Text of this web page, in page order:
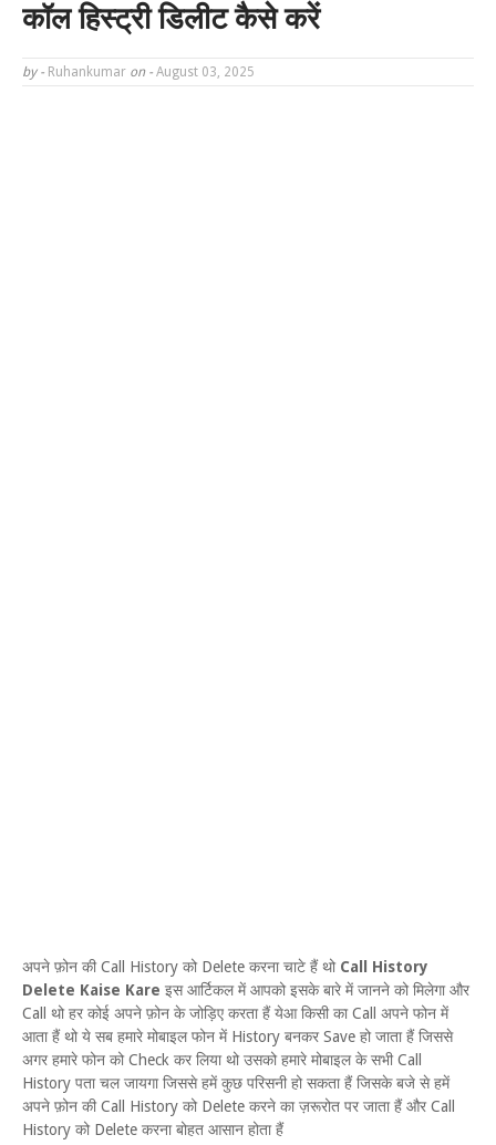
कॉल हिस्ट्री डिलीट कैसे करें
by - Ruhankumar on - August 03, 2025
अपने फ़ोन की Call History को Delete करना चाटे हैं थो Call History
Delete Kaise Kare इस आर्टिकल में आपको इसके बारे में जानने को मिलेगा और
Call थो हर कोई अपने फ़ोन के जोड़िए करता हैं येआ किसी का Call अपने फोन में
आता हैं थो ये सब हमारे मोबाइल फोन में History बनकर Save हो जाता हैं जिससे
अगर हमारे फोन को Check कर लिया थो उसको हमारे मोबाइल के सभी Call
History पता चल जायगा जिससे हमें कुछ परिसनी हो सकता हैं जिसके बजे से हमें
अपने फ़ोन की Call History को Delete करने का ज़रूरोत पर जाता हैं और Call
History को Delete करना बोहत आसान होता हैं